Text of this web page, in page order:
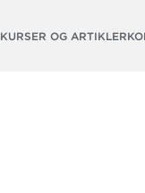
KURSER OG ARTIKLER